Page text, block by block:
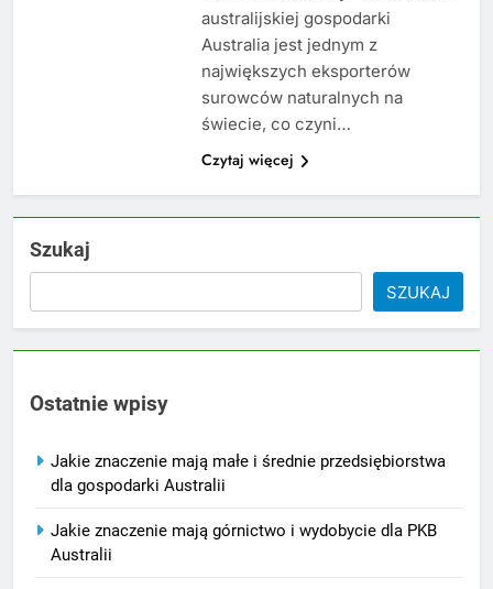
australijskiej gospodarki
Australia jest jednym z
największych eksporterów
surowców naturalnych na
świecie, co czyni…
Czytaj więcej
Szukaj
SZUKAJ
Ostatnie wpisy
Jakie znaczenie mają małe i średnie przedsiębiorstwa
dla gospodarki Australii
Jakie znaczenie mają górnictwo i wydobycie dla PKB
Australii